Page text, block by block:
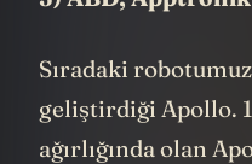
Sıradaki
geliştirdiği Apollo.